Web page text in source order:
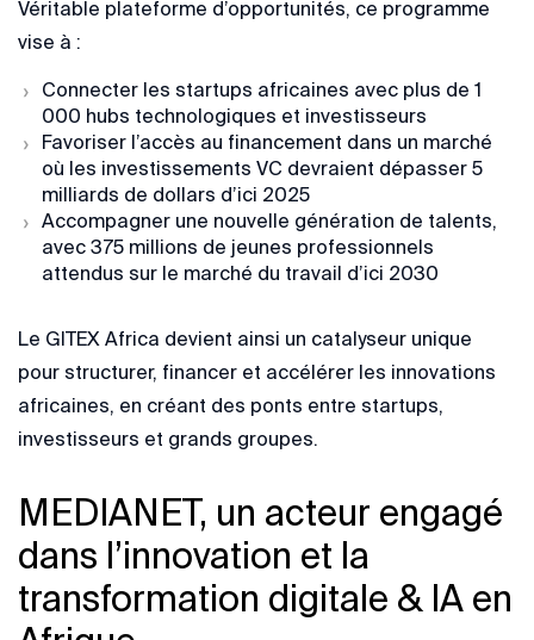
Véritable plateforme d’opportunités, ce programme
vise à :
Connecter les startups africaines avec plus de 1
000 hubs technologiques et investisseurs
Favoriser l’accès au financement dans un marché
où les investissements VC devraient dépasser 5
milliards de dollars d’ici 2025
Accompagner une nouvelle génération de talents,
avec 375 millions de jeunes professionnels
attendus sur le marché du travail d’ici 2030
Le GITEX Africa devient ainsi un catalyseur unique
pour structurer, financer et accélérer les innovations
africaines, en créant des ponts entre startups,
investisseurs et grands groupes.
MEDIANET, un acteur engagé
dans l’innovation et la
transformation digitale & IA en